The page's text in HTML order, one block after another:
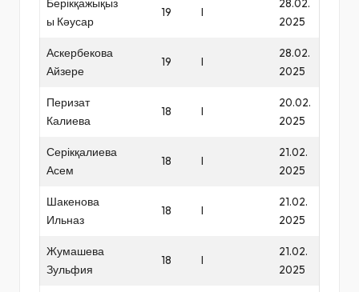
Берікқажықыз
ы Кәусар
19 I
28.02.
2025
Аскербекова
Айзере
19 I
28.02.
2025
Перизат
Калиева
18 I
20.02.
2025
Серікқалиева
Асем
18 I
21.02.
2025
Шакенова
Ильназ
18 I
21.02.
2025
Жумашева
Зульфия
18 I
21.02.
2025